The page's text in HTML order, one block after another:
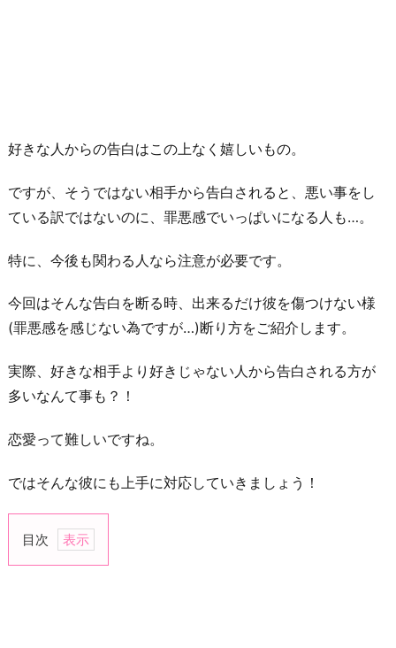
好きな人からの告白はこの上なく嬉しいもの。
ですが、そうではない相手から告白されると、悪い事をし
ている訳ではないのに、罪悪感でいっぱいになる人も…。
特に、今後も関わる人なら注意が必要です。
今回はそんな告白を断る時、出来るだけ彼を傷つけない様
(罪悪感を感じない為ですが…)断り方をご紹介します。
実際、好きな相手より好きじゃない人から告白される方が
多いなんて事も？！
恋愛って難しいですね。
ではそんな彼にも上手に対応していきましょう！
目次
1.